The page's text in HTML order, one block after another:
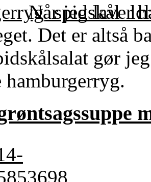
Når jeg laver
Det er altså
gør
hamburgerryg.